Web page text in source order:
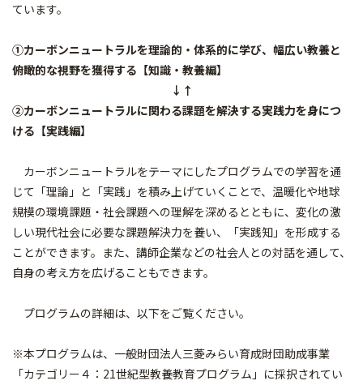
ています。
①カーボンニュートラルを理論的・体系的に学び、幅広い教養と
俯瞰的な視野を獲得する【知識・教養編】
↓↑
②カーボンニュートラルに関わる課題を解決する実践力を身につ
ける【実践編】
カーボンニュートラルをテーマにしたプログラムでの学習を通
じて「理論」と「実践」を積み上げていくことで、温暖化や地球
規模の環境課題・社会課題への理解を深めるとともに、変化の激
しい現代社会に必要な課題解決力を養い、「実践知」を形成する
ことができます。また、講師企業などの社会人との対話を通して、
自身の考え方を広げることもできます。
プログラムの詳細は、以下をご覧ください。
※本プログラムは、一般財団法人三菱みらい育成財団助成事業
「カテゴリー４：21世紀型教養教育プログラム」に採択されてい